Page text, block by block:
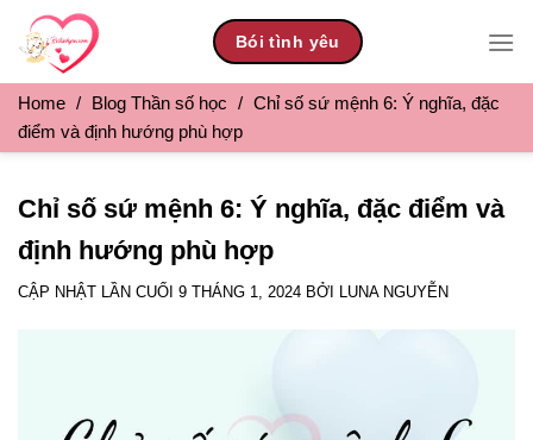
content
Bói tình yêu
Home / Blog Thần số học / Chỉ số sứ mệnh 6: Ý nghĩa, đặc
điểm và định hướng phù hợp
Chỉ số sứ mệnh 6: Ý nghĩa, đặc điểm và
định hướng phù hợp
CẬP NHẬT LẦN CUỐI 9 THÁNG 1, 2024 BỞI LUNA NGUYỄN